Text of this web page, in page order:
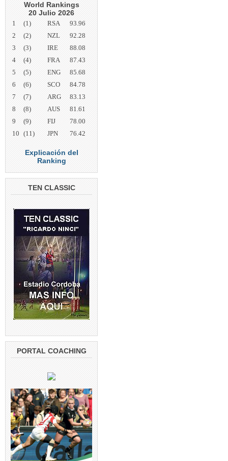
World Rankings
20 Julio 2026
1 (1) RSA
93.96
2
(2) NZL
92.28
3
(3) IRE
88.08
4
(4) FRA
87.43
5
(5) ENG
85.68
6
(6) SCO
84.78
7
(7) ARG
83.13
8
(8) AUS
81.61
9
(9) FIJ
78.00
10 (11) JPN 76.42
Explicación del
Ranking
TEN CLASSIC
PORTAL COACHING